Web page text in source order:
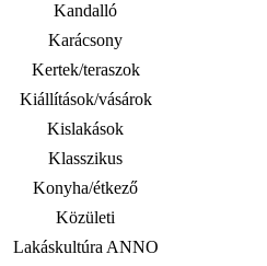
Kandalló
Karácsony
Kertek/teraszok
Kiállítások/vásárok
Kislakások
Klasszikus
Konyha/étkező
Közületi
Lakáskultúra ANNO